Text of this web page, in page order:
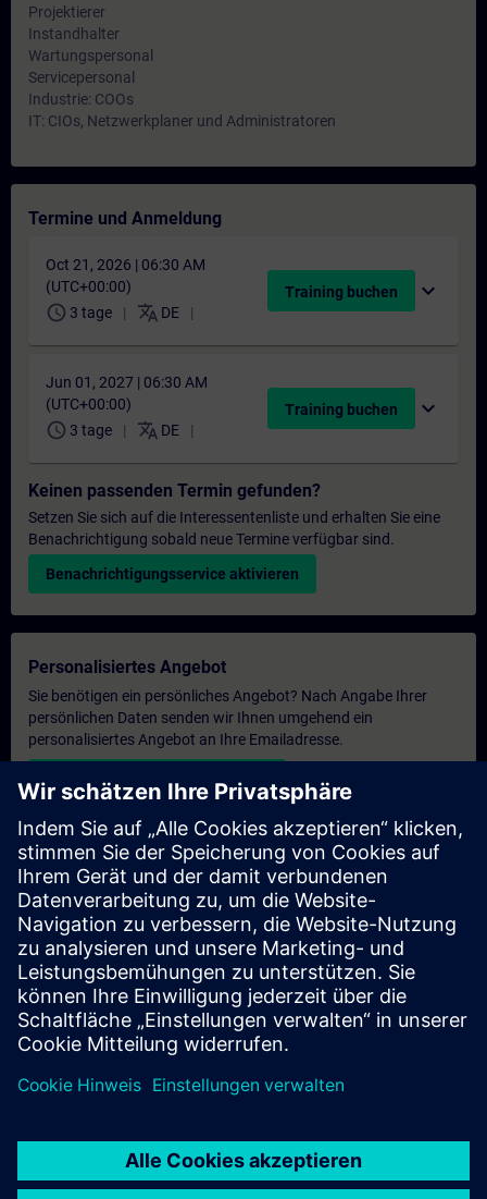
Projektierer
Instandhalter
Wartungspersonal
Servicepersonal
Industrie: COOs
IT: CIOs, Netzwerkplaner und Administratoren
Termine und Anmeldung
Oct 21, 2026 | 06:30 AM
(UTC+00:00)
schedule 3 tage translate DE
Training buchen expand_more
Jun 01, 2027 | 06:30 AM
(UTC+00:00)
schedule 3 tage translate DE
Training buchen expand_more
Keinen passenden Termin gefunden?
Setzen Sie sich auf die Interessentenliste und erhalten Sie eine
Benachrichtigung sobald neue Termine verfügbar sind.
Benachrichtigungsservice aktivieren
Personalisiertes Angebot
Sie benötigen ein persönliches Angebot? Nach Angabe Ihrer
persönlichen Daten senden wir Ihnen umgehend ein
personalisiertes Angebot an Ihre Emailadresse.
Persönliches Angebot zusenden
Anfrage Exklusivtraining
Haben Sie Bedarf an einem höheren Schulungsangebot und
brauchen ein exklusives Training – entweder vor Ort bei Ihnen,
virtuell oder in einem SITRAIN Trainingscenter? Nachdem Sie
uns Ihre persönlichen Daten und Ihren Trainingsbedarf
übermittelt haben, bekommen Sie von uns ein Angebot für eine
exklusive Schulung.
Exklusives Angebot anfragen